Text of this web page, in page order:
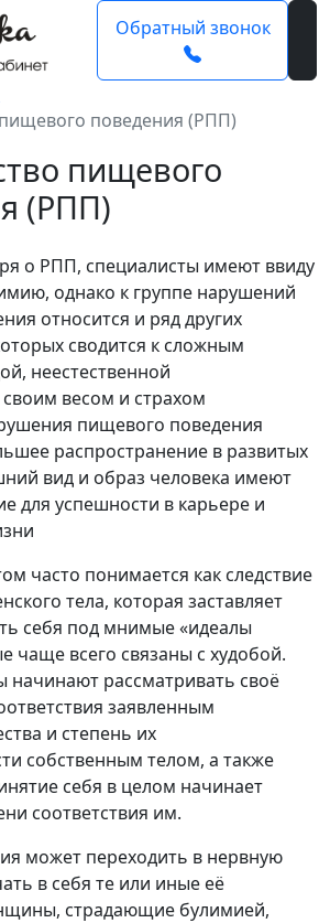
Обратный звонок
поведения (РПП)
пищевого
(РПП)
о РПП, специалисты имеют ввиду
однако к группе нарушений
относится и ряд других
сводится к сложным
неестественной
весом и страхом
пищевого поведения
распространение в развитых
вид и образ человека имеют
для успешности в карьере и
часто понимается как следствие
тела, которая заставляет
себя под мнимые «идеалы
чаще всего связаны с худобой.
рассматривать своё
заявленным
и степень их
собственным телом, а также
себя в целом начинает
соответствия им.
может переходить в нервную
в себя те или иные её
страдающие булимией,